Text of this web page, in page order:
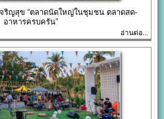
ริญสุข “ตลาดนัดใหญ่ในชุมชน ตลาดสด-
อาหารครบครัน”
อ่านต่อ...